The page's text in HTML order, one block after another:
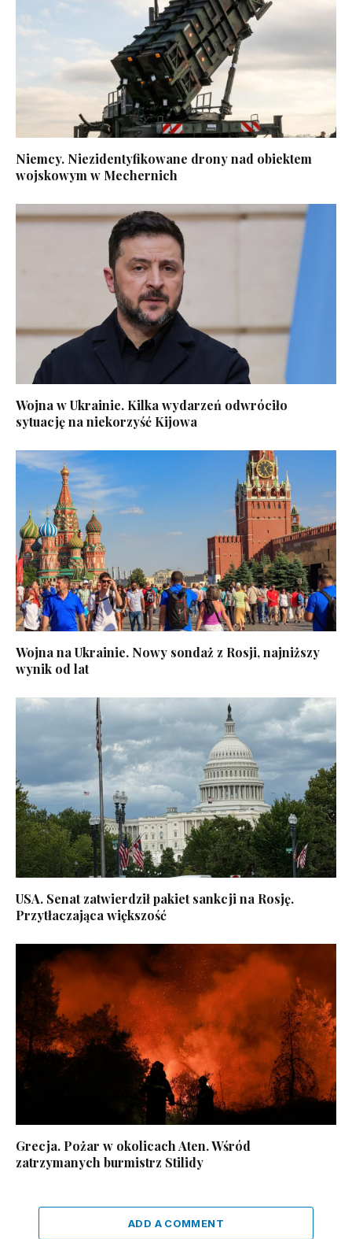
Niemcy. Niezidentyfikowane drony nad obiektem
wojskowym w Mechernich
Wojna w Ukrainie. Kilka wydarzeń odwróciło
sytuację na niekorzyść Kijowa
Wojna na Ukrainie. Nowy sondaż z Rosji, najniższy
wynik od lat
USA. Senat zatwierdził pakiet sankcji na Rosję.
Przytłaczająca większość
Grecja. Pożar w okolicach Aten. Wśród
zatrzymanych burmistrz Stilidy
ADD A COMMENT